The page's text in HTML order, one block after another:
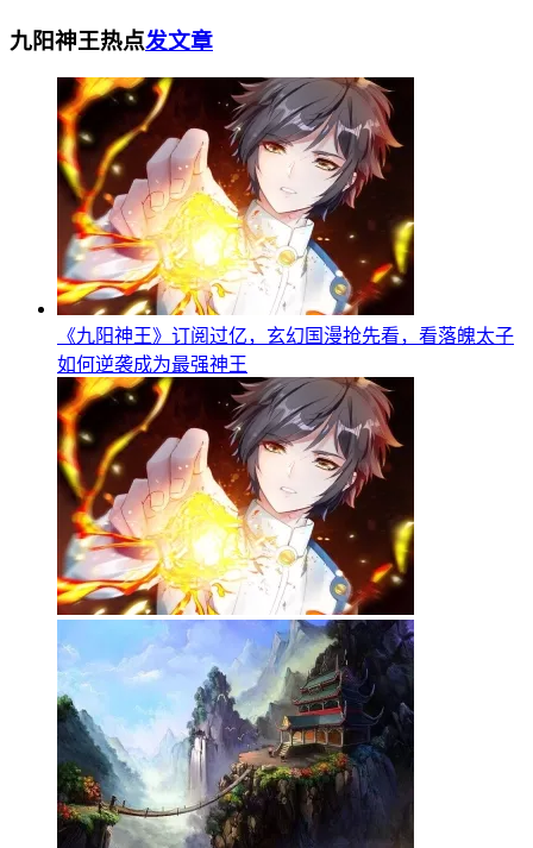
九阳神王热点发文章
《九阳神王》订阅过亿，玄幻国漫抢先看，看落魄太子
如何逆袭成为最强神王